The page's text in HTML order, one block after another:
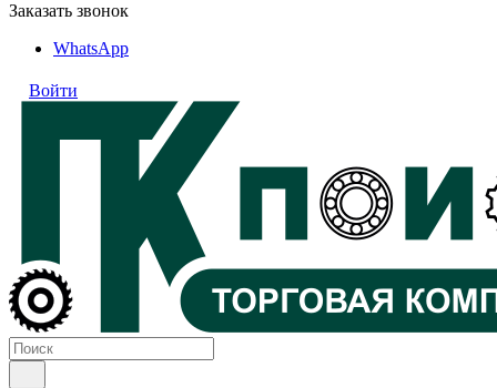
Заказать звонок
WhatsApp
Войти